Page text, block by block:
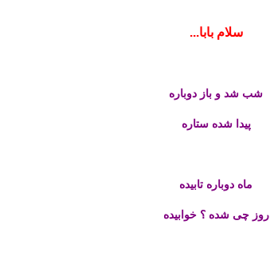
سلام بابا...
شب شد و باز دوباره
پیدا شده ستاره
ماه دوباره تابیده
روز چی شده ؟ خوابیده